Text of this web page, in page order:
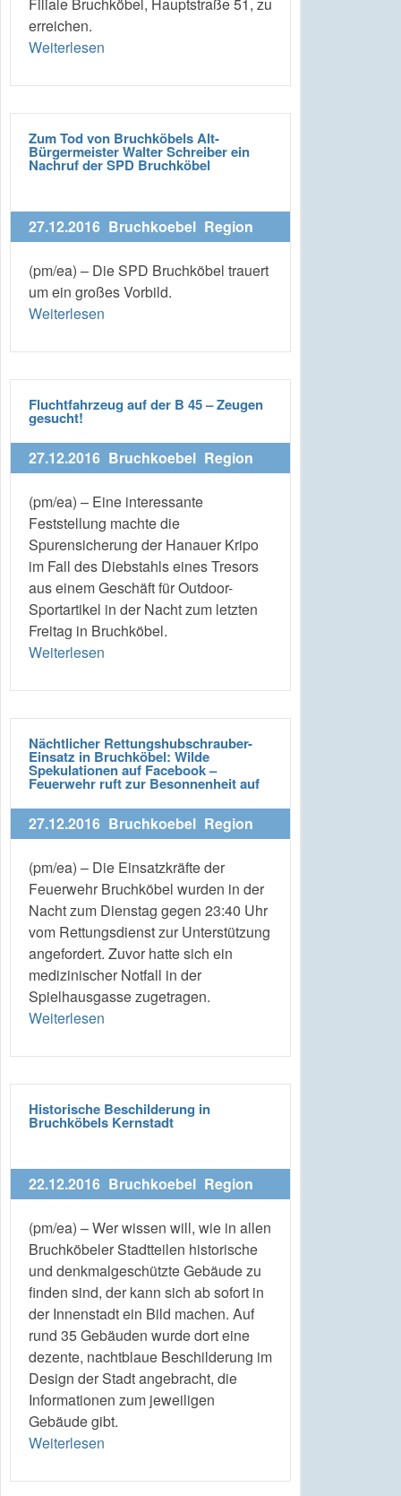
erreichen.
Weiterlesen
Zum Tod von Bruchköbels Alt-
Bürgermeister Walter Schreiber ein
Nachruf der SPD Bruchköbel
27.12.2016 Bruchkoebel Region
(pm/ea) – Die SPD Bruchköbel trauert
um ein großes Vorbild.
Weiterlesen
Fluchtfahrzeug auf der B 45 – Zeugen
gesucht!
27.12.2016 Bruchkoebel Region
(pm/ea) – Eine interessante
Feststellung machte die
Spurensicherung der Hanauer Kripo
im Fall des Diebstahls eines Tresors
aus einem Geschäft für Outdoor-
Sportartikel in der Nacht zum letzten
Freitag in Bruchköbel.
Weiterlesen
Nächtlicher Rettungshubschrauber-
Einsatz in Bruchköbel: Wilde
Spekulationen auf Facebook –
Feuerwehr ruft zur Besonnenheit auf
27.12.2016 Bruchkoebel Region
(pm/ea) – Die Einsatzkräfte der
Feuerwehr Bruchköbel wurden in der
Nacht zum Dienstag gegen 23:40 Uhr
vom Rettungsdienst zur Unterstützung
angefordert. Zuvor hatte sich ein
medizinischer Notfall in der
Spielhausgasse zugetragen.
Weiterlesen
Historische Beschilderung in
Bruchköbels Kernstadt
22.12.2016 Bruchkoebel Region
(pm/ea) – Wer wissen will, wie in allen
Bruchköbeler Stadtteilen historische
und denkmalgeschützte Gebäude zu
finden sind, der kann sich ab sofort in
der Innenstadt ein Bild machen. Auf
rund 35 Gebäuden wurde dort eine
dezente, nachtblaue Beschilderung im
Design der Stadt angebracht, die
Informationen zum jeweiligen
Gebäude gibt.
Weiterlesen